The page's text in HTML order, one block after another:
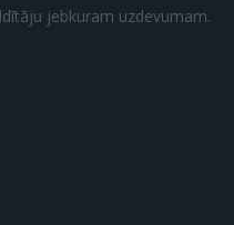
jebkuram uzdevumam.